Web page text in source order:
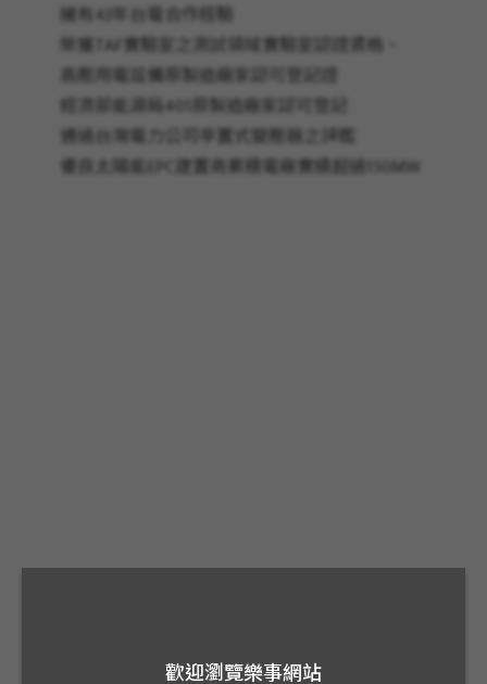
擁有43年台電合作經驗
榮獲TAF實驗室之測試領域實驗室認證資格、
高壓用電設備原製造廠家認可登記證
經濟部能源局401原製造廠家認可登記
通過台灣電力公司亭置式變壓器之評鑑
優良太陽能EPC建置商累積電廠實績超過150MW
歡迎瀏覽樂事網站